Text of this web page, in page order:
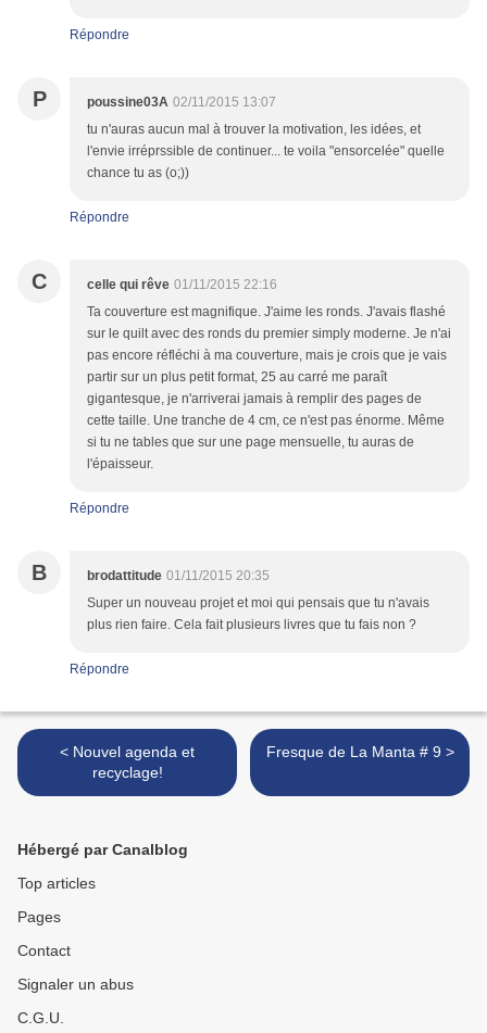
Répondre
P poussine03A 02/11/2015 13:07
tu n'auras aucun mal à trouver la motivation, les idées, et
l'envie irréprssible de continuer... te voila "ensorcelée" quelle
chance tu as (o;))
Répondre
C celle qui rêve 01/11/2015 22:16
Ta couverture est magnifique. J'aime les ronds. J'avais flashé
sur le quilt avec des ronds du premier simply moderne. Je n'ai
pas encore réfléchi à ma couverture, mais je crois que je vais
partir sur un plus petit format, 25 au carré me paraît
gigantesque, je n'arriverai jamais à remplir des pages de
cette taille. Une tranche de 4 cm, ce n'est pas énorme. Même
si tu ne tables que sur une page mensuelle, tu auras de
l'épaisseur.
Répondre
B brodattitude 01/11/2015 20:35
Super un nouveau projet et moi qui pensais que tu n'avais
plus rien faire. Cela fait plusieurs livres que tu fais non ?
Répondre
< Nouvel agenda et
recyclage!
Fresque de La Manta # 9 >
Hébergé par Canalblog
Top articles
Pages
Contact
Signaler un abus
C.G.U.